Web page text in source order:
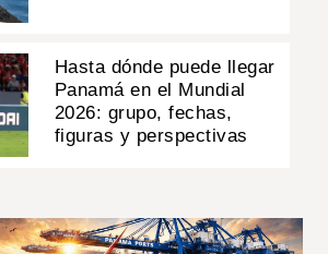
Hasta dónde puede llegar
Panamá en el Mundial
2026: grupo, fechas,
figuras y perspectivas